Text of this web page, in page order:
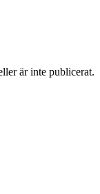
är inte publicerat.